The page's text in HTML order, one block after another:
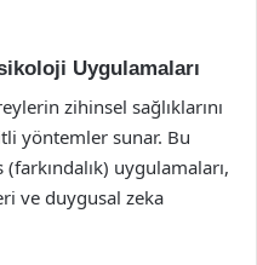
Uygulamaları
zihinsel sağlıklarını
yöntemler sunar. Bu
uygulamaları,
ve duygusal zeka